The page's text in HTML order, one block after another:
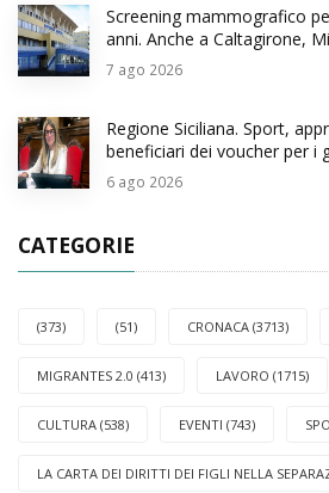
Screening mammografico
anni. Anche a Caltagirone,
7 ago 2026
Regione Siciliana. Sport,
beneficiari dei voucher per i
6 ago 2026
CATEGORIE
(373) (51) CRONACA (3713)
MIGRANTES 2.0 (413) LAVORO (1715)
CULTURA (538) EVENTI (743)
LA CARTA DEI DIRITTI DEI FIGLI NELLA